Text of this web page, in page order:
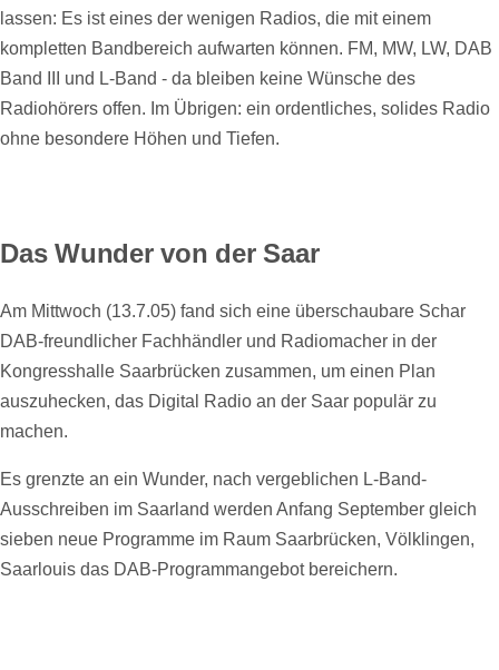
lassen: Es ist eines der wenigen Radios, die mit einem
kompletten Bandbereich aufwarten können. FM, MW, LW, DAB
Band III und L-Band - da bleiben keine Wünsche des
Radiohörers offen. Im Übrigen: ein ordentliches, solides Radio
ohne besondere Höhen und Tiefen.
Das Wunder von der Saar
Am Mittwoch (13.7.05) fand sich eine überschaubare Schar
DAB-freundlicher Fachhändler und Radiomacher in der
Kongresshalle Saarbrücken zusammen, um einen Plan
auszuhecken, das Digital Radio an der Saar populär zu
machen.
Es grenzte an ein Wunder, nach vergeblichen L-Band-
Ausschreiben im Saarland werden Anfang September gleich
sieben neue Programme im Raum Saarbrücken, Völklingen,
Saarlouis das DAB-Programmangebot bereichern.